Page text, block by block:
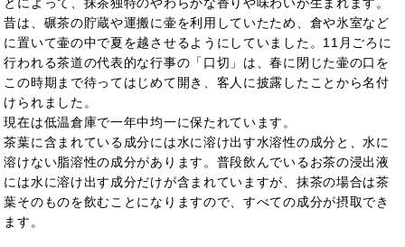
昔は、碾茶の貯蔵や運搬に壷を利用していたため、倉や氷室など
に置いて壷の中で夏を越させるようにしていました。11月ごろに
行われる茶道の代表的な行事の「口切」は、春に閉じた壷の口を
この時期まで待ってはじめて開き、客人に披露したことから名付
けられました。
現在は低温倉庫で一年中均一に保たれています。
茶葉に含まれている成分には水に溶け出す水溶性の成分と、水に
溶けない脂溶性の成分があります。普段飲んでいるお茶の浸出液
には水に溶け出す成分だけが含まれていますが、抹茶の場合は茶
葉そのものを飲むことになりますので、すべての成分が摂取でき
ます。